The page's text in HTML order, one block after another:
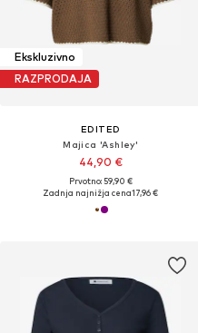
Ekskluzivno
RAZPRODAJA
EDITED
Majica 'Ashley'
44,90 €
Prvotno: 59,90 €
Zadnja najnižja cena17,96 €